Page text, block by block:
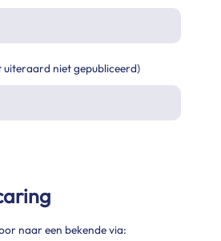
uiteraard niet gepubliceerd)
naar een bekende via: